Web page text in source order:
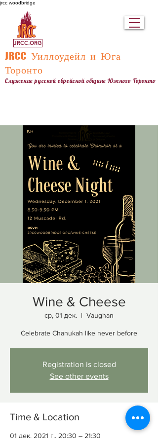
jrcc woodbridge
JRCC Уиллоудейл и Юга
Торонто
Служение русской еврейской общине Южного Торонто
JRCC.ORG
Wine & Cheese
ср, 01 дек.
  |
Vaughan
Celebrate Chanukah like never before
Registration is closed
See other events
Time & Location
01 дек. 2021 г., 20:30 – 21:30